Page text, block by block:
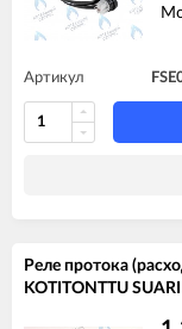
Артикул
Реле протока
KOTITONTTU